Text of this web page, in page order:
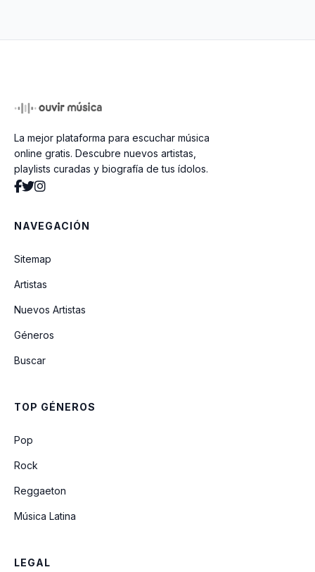
La mejor plataforma para escuchar música
online gratis. Descubre nuevos artistas,
playlists curadas y biografía de tus ídolos.
NAVEGACIÓN
Sitemap
Artistas
Nuevos Artistas
Géneros
Buscar
TOP GÉNEROS
Pop
Rock
Reggaeton
Música Latina
LEGAL